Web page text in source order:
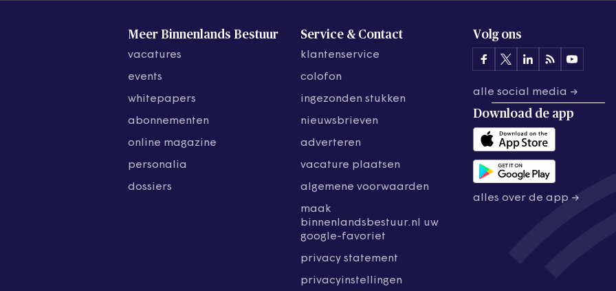
Meer Binnenlands Bestuur
vacatures
events
whitepapers
abonnementen
online magazine
personalia
dossiers
Service & Contact
klantenservice
colofon
ingezonden stukken
nieuwsbrieven
adverteren
vacature plaatsen
algemene voorwaarden
maak
binnenlandsbestuur.nl uw
google-favoriet
privacy statement
privacyinstellingen
Volg ons
alle social media →
Download de app
alles over de app →